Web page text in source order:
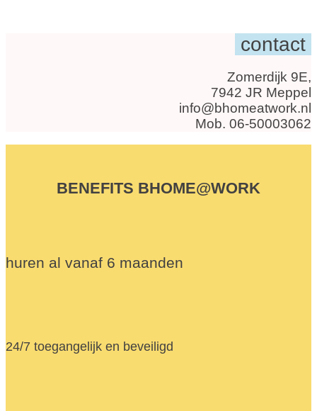
contact
Zomerdijk 9E,
7942 JR Meppel
info@bhomeatwork.nl
Mob. 06-50003062
BENEFITS BHOME@WORK
huren al vanaf 6 maanden
24/7 toegangelijk en beveiligd